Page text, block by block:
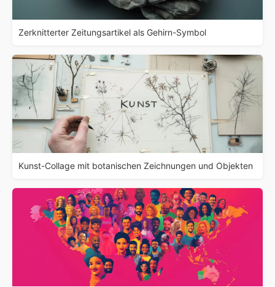
Zerknitterter Zeitungsartikel als Gehirn-Symbol
Kunst-Collage mit botanischen Zeichnungen und Objekten